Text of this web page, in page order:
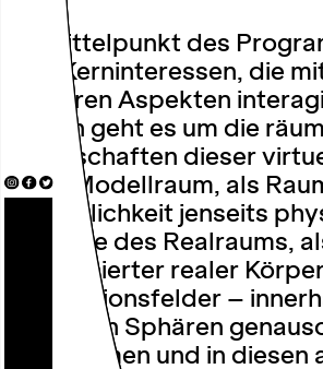
Im Mittelpunkt des
drei Kerninteressen, die
weiteren Aspekten
ersten geht es um die
Eigenschaften dieser
– als Modellraum, als
Körperlichkeit jenseits
Gesetze des Realraums,
digitalisierter realer
Interaktionsfelder –
virtuellen Sphären
Realräumen und in diesen